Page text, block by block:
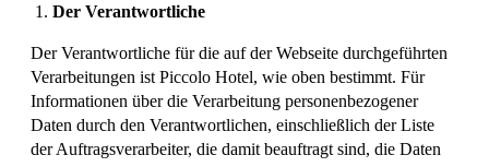
Der Verantwortliche
Der Verantwortliche für die auf der Webseite durchgeführten
Verarbeitungen ist Piccolo Hotel, wie oben bestimmt. Für
Informationen über die Verarbeitung personenbezogener
Daten durch den Verantwortlichen, einschließlich der Liste
der Auftragsverarbeiter, die damit beauftragt sind, die Daten